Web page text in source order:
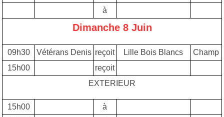
à
Dimanche 8 Juin
09h30 Vétérans Denis reçoit Lille Bois Blancs
Champ
15h00
reçoit
EXTERIEUR
15h00
à